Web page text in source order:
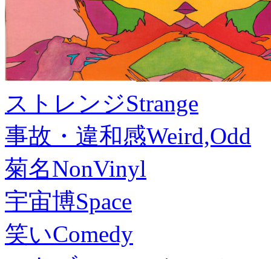
ストレンジStrange
事故・違和感Weird,Odd
菊名NonVinyl
宇宙博Space
笑いComedy